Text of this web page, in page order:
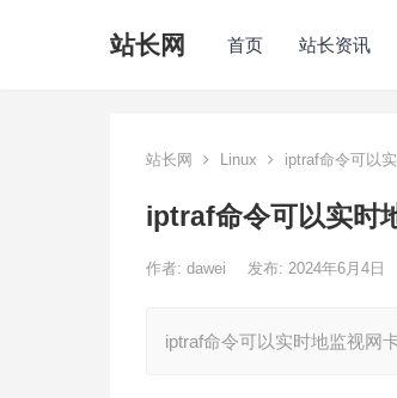
站长网 首页 站长资讯
站长网 Linux iptraf命令可以
iptraf命令可以实时
作者: dawei 发布: 2024年6月4日
iptraf命令可以实时地监视网